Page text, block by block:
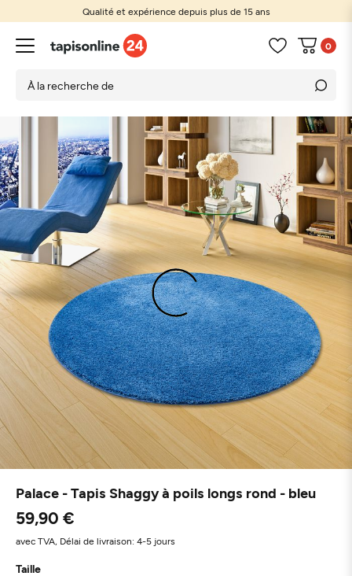
Qualité et expérience depuis plus de 15 ans
Tapis sur mesure
0
Palace - Tapis Shaggy à poils longs rond - bleu
59,90 €
avec TVA, Délai de livraison: 4-5 jours
Taille